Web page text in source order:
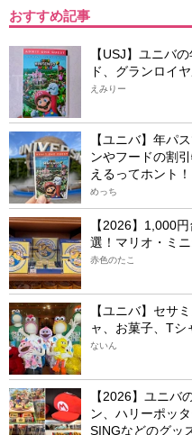
おすすめ記事
【USJ】ユニバ
ド、グランロイ
えみりー
【ユニバ】年パ
ンやフードの割
えるってホント！
めっち
【2026】1,000
選！マリオ・ミ
赤色のたこ
【ユニバ】セサ
ャ、お菓子、Tシ
ないん
【2026】ユニバ
ン、ハリーポッ
SINGなどのグッ